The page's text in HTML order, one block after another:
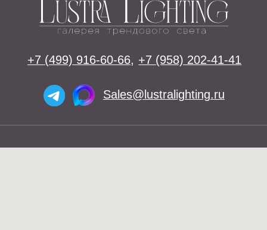
О нас
Установка
Оплата
Настольные светильники
Напольные светильники
Бра
Большие люстры
Telegram и YouTube ограничены на